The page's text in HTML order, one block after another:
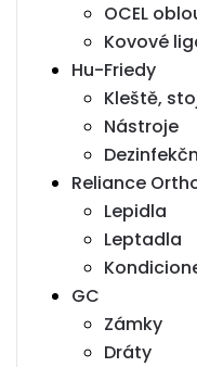
OCEL
Kovové
Hu-Friedy
Kleště,
Nástroje
Reliance
Lepidla
Leptadla
GC
Zámky
Dráty